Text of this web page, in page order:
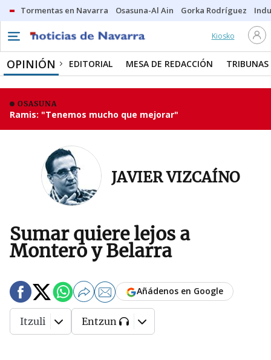
Tormentas en Navarra Osasuna-Al Ain Gorka Rodríguez
Kiosko
OPINIÓN EDITORIAL MESA DE REDACCIÓN TRIBUNAS
OSASUNA
Ramis: "Tenemos mucho que mejorar"
JAVIER VIZCAÍNO
Sumar quiere lejos a
Montero y Belarra
Añádenos en Google
Itzuli Entzun